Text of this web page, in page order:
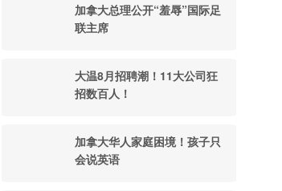
加拿大总理公开“羞辱”国际足
联主席
大温8月招聘潮！11大公司狂
招数百人！
加拿大华人家庭困境！孩子只
会说英语